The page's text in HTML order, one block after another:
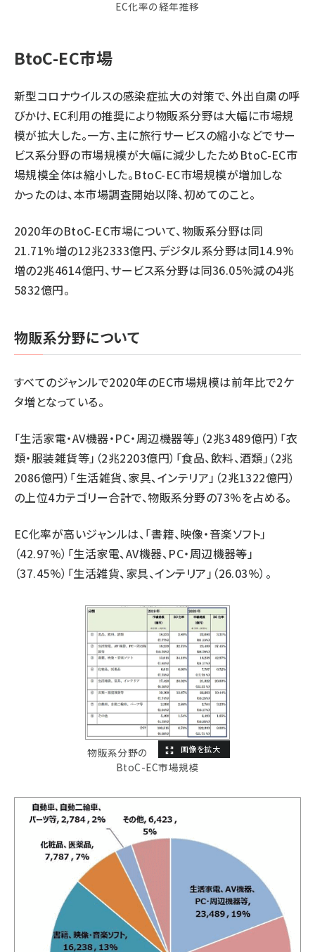
EC化率の経年推移
BtoC-EC市場
新型コロナウイルスの感染症拡大の対策で、外出自粛の呼
びかけ、EC利用の推奨により物販系分野は大幅に市場規
模が拡大した。一方、主に旅行サービスの縮小などでサー
ビス系分野の市場規模が大幅に減少したためBtoC-EC市
場規模全体は縮小した。BtoC-EC市場規模が増加しな
かったのは、本市場調査開始以降、初めてのこと。
2020年のBtoC-EC市場について、物販系分野は同
21.71%増の12兆2333億円、デジタル系分野は同14.9%
増の2兆4614億円、サービス系分野は同36.05%減の4兆
5832億円。
物販系分野について
すべてのジャンルで2020年のEC市場規模は前年比で2ケ
タ増となっている。
「生活家電・AV機器・PC・周辺機器等」（2兆3489億円）「衣
類・服装雑貨等」（2兆2203億円）「食品、飲料、酒類」（2兆
2086億円）「生活雑貨、家具、インテリア」（2兆1322億円）
の上位4カテゴリー合計で、物販系分野の73%を占める。
EC化率が高いジャンルは、「書籍、映像・音楽ソフト」
（42.97%）「生活家電、AV機器、PC・周辺機器等」
（37.45%）「生活雑貨、家具、インテリア」（26.03%）。
物販系分野の
BtoC-EC市場規模